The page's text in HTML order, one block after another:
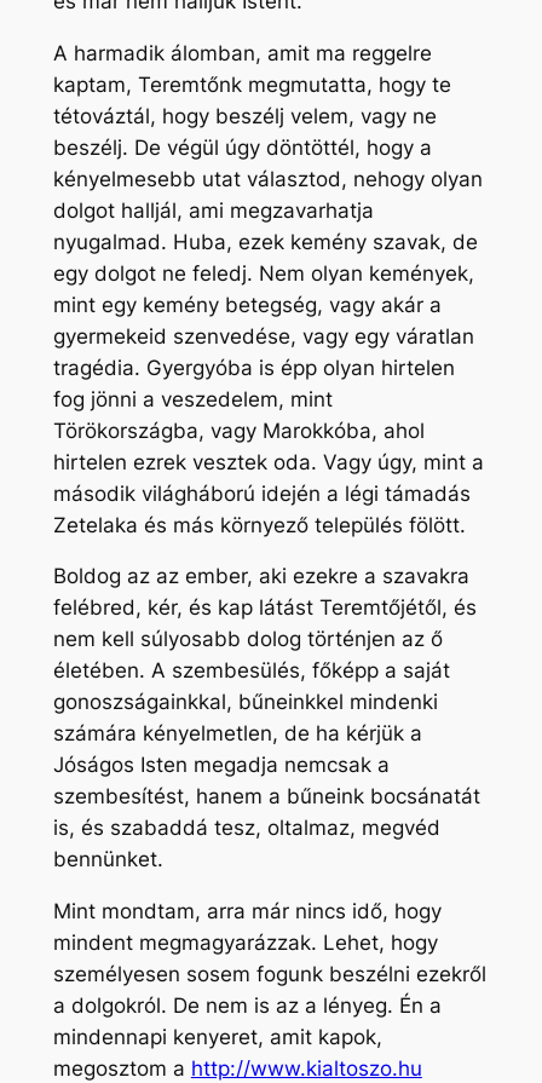
A harmadik álomban, amit ma reggelre
kaptam, Teremtőnk megmutatta, hogy te
tétováztál, hogy beszélj velem, vagy ne
beszélj. De végül úgy döntöttél, hogy a
kényelmesebb utat választod, nehogy olyan
dolgot halljál, ami megzavarhatja
nyugalmad. Huba, ezek kemény szavak, de
egy dolgot ne feledj. Nem olyan kemények,
mint egy kemény betegség, vagy akár a
gyermekeid szenvedése, vagy egy váratlan
tragédia. Gyergyóba is épp olyan hirtelen
fog jönni a veszedelem, mint
Törökországba, vagy Marokkóba, ahol
hirtelen ezrek vesztek oda. Vagy úgy, mint a
második világháború idején a légi támadás
Zetelaka és más környező település fölött.
Boldog az az ember, aki ezekre a szavakra
felébred, kér, és kap látást Teremtőjétől, és
nem kell súlyosabb dolog történjen az ő
életében. A szembesülés, főképp a saját
gonoszságainkkal, bűneinkkel mindenki
számára kényelmetlen, de ha kérjük a
Jóságos Isten megadja nemcsak a
szembesítést, hanem a bűneink bocsánatát
is, és szabaddá tesz, oltalmaz, megvéd
bennünket.
Mint mondtam, arra már nincs idő, hogy
mindent megmagyarázzak. Lehet, hogy
személyesen sosem fogunk beszélni ezekről
a dolgokról. De nem is az a lényeg. Én a
mindennapi kenyeret, amit kapok,
megosztom a http://www.kialtoszo.hu